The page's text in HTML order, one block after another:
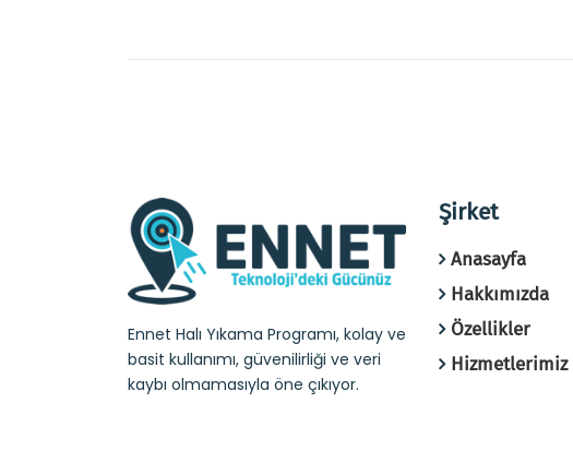
Ennet Halı Yıkama Programı, kolay ve
basit kullanımı, güvenilirliği ve veri
kaybı olmamasıyla öne çıkıyor.
Şirket
Anasayfa
Hakkımızda
Özellikler
Hizmetlerimiz